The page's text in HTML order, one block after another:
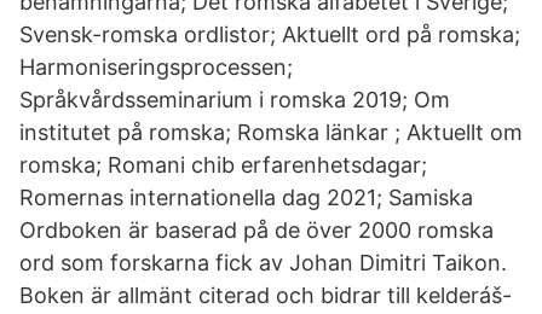
Svensk-romska ordlistor; Aktuellt ord på romska;
Harmoniseringsprocessen;
Språkvårdsseminarium i romska 2019; Om
institutet på romska; Romska länkar ; Aktuellt om
romska; Romani chib erfarenhetsdagar;
Romernas internationella dag 2021; Samiska
Ordboken är baserad på de över 2000 romska
ord som forskarna fick av Johan Dimitri Taikon.
Boken är allmänt citerad och bidrar till kelderáš-